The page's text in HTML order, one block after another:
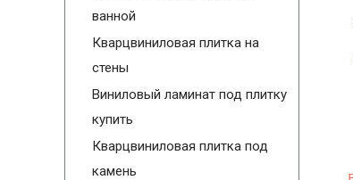
ванной
Кварцвиниловая плитка на
стены
Виниловый ламинат под плитку
купить
Кварцвиниловая плитка под
камень